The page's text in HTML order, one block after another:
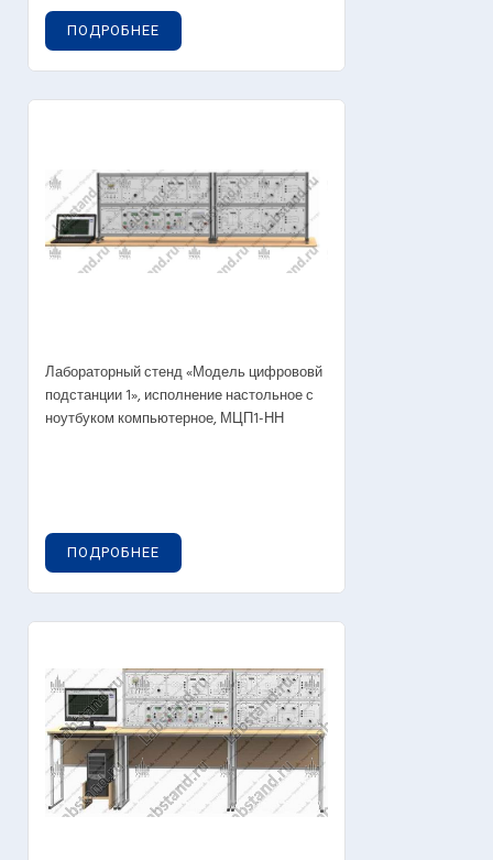
ПОДРОБНЕЕ
Лабораторный стенд «Модель цифрововй
подстанции 1», исполнение настольное с
ноутбуком компьютерное, МЦП1-НН
ПОДРОБНЕЕ